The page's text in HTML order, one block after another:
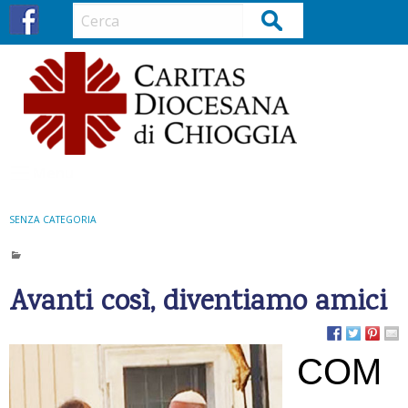
Cerca
SENZA CATEGORIA
Avanti così, diventiamo amici
COM